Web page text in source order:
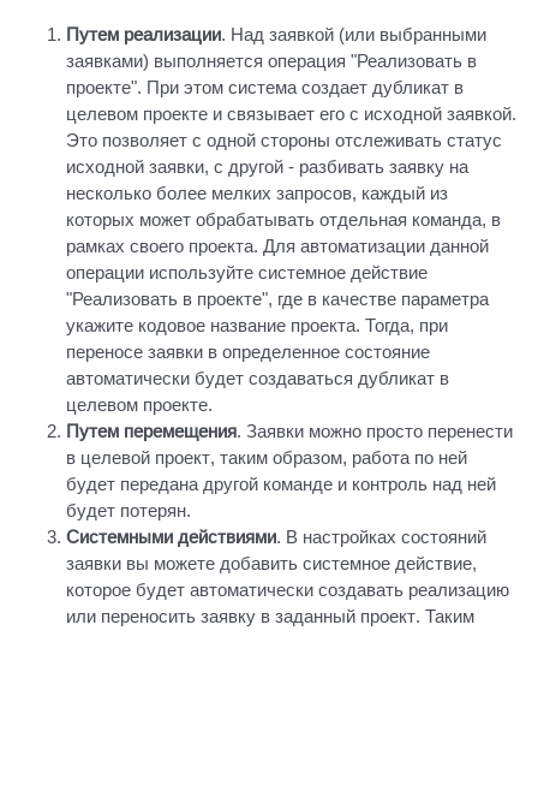
Путем реализации. Над заявкой (или выбранными
заявками) выполняется операция "Реализовать в
проекте". При этом система создает дубликат в
целевом проекте и связывает его с исходной заявкой.
Это позволяет с одной стороны отслеживать статус
исходной заявки, с другой - разбивать заявку на
несколько более мелких запросов, каждый из
которых может обрабатывать отдельная команда, в
рамках своего проекта. Для автоматизации данной
операции используйте системное действие
"Реализовать в проекте", где в качестве параметра
укажите кодовое название проекта. Тогда, при
переносе заявки в определенное состояние
автоматически будет создаваться дубликат в
целевом проекте.
Путем перемещения. Заявки можно просто перенести
в целевой проект, таким образом, работа по ней
будет передана другой команде и контроль над ней
будет потерян.
Системными действиями. В настройках состояний
заявки вы можете добавить системное действие,
которое будет автоматически создавать реализацию
или переносить заявку в заданный проект. Таким